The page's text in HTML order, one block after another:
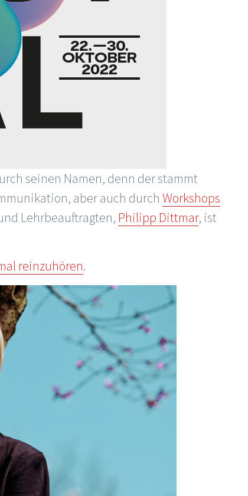
seinen Namen, denn der stammt
aber auch durch Workshops
Lehrbeauftragten, Philipp Dittmar, ist
reinzuhören.